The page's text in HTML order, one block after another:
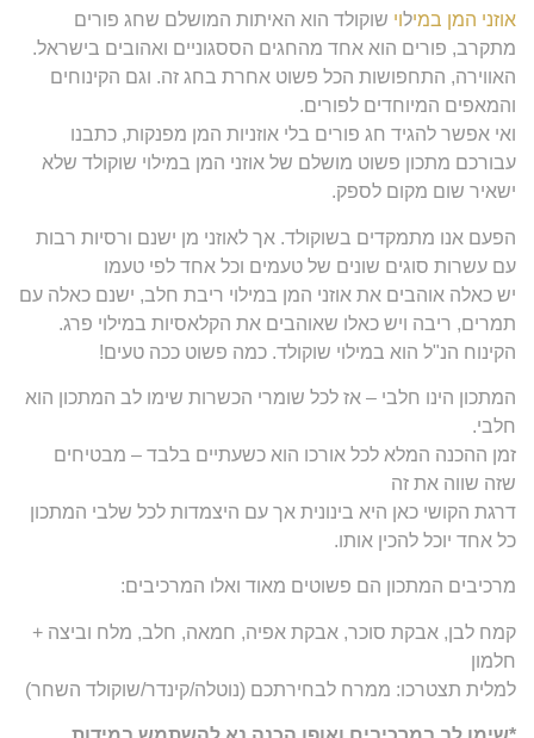
אוזני המן במילוי שוקולד הוא האיתות המושלם שחג פורים
מתקרב, פורים הוא אחד מהחגים הססגוניים ואהובים בישראל.
האווירה, התחפושות הכל פשוט אחרת בחג זה. וגם הקינוחים
והמאפים המיוחדים לפורים.
ואי אפשר להגיד חג פורים בלי אוזניות המן מפנקות, כתבנו
עבורכם מתכון פשוט מושלם של אוזני המן במילוי שוקולד שלא
ישאיר שום מקום לספק.
הפעם אנו מתמקדים בשוקולד. אך לאוזני מן ישנם ורסיות רבות
עם עשרות סוגים שונים של טעמים וכל אחד לפי טעמו
יש כאלה אוהבים את אוזני המן במילוי ריבת חלב, ישנם כאלה עם
תמרים, ריבה ויש כאלו שאוהבים את הקלאסיות במילוי פרג.
הקינוח הנ"ל הוא במילוי שוקולד. כמה פשוט ככה טעים!
המתכון הינו חלבי – אז לכל שומרי הכשרות שימו לב המתכון הוא
חלבי.
זמן ההכנה המלא לכל אורכו הוא כשעתיים בלבד – מבטיחים
שזה שווה את זה
דרגת הקושי כאן היא בינונית אך עם היצמדות לכל שלבי המתכון
כל אחד יוכל להכין אותו.
מרכיבים המתכון הם פשוטים מאוד ואלו המרכיבים:
קמח לבן, אבקת סוכר, אבקת אפיה, חמאה, חלב, מלח וביצה +
חלמון
למלית תצטרכו: ממרח לבחירתכם (נוטלה/קינדר/שוקולד השחר)